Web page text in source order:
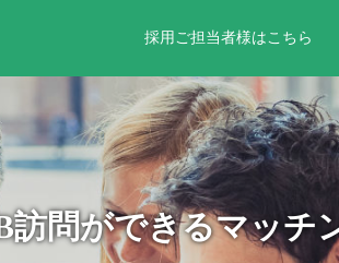
採用ご担当者様はこちら
訪問ができるマッチ